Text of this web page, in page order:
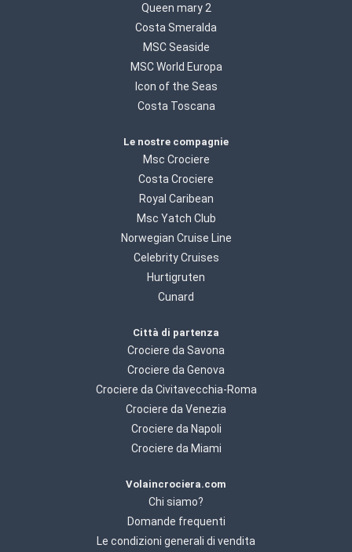
Queen mary 2
Costa Smeralda
MSC Seaside
MSC World Europa
Icon of the Seas
Costa Toscana
Le nostre compagnie
Msc Crociere
Costa Crociere
Royal Caribean
Msc Yatch Club
Norwegian Cruise Line
Celebrity Cruises
Hurtigruten
Cunard
Città di partenza
Crociere da Savona
Crociere da Genova
Crociere da Civitavecchia-Roma
Crociere da Venezia
Crociere da Napoli
Crociere da Miami
Volaincrociera.com
Chi siamo?
Domande frequenti
Le condizioni generali di vendita